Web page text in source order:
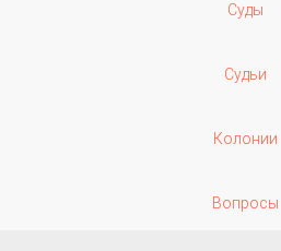
Суды
Судьи
Колонии
Вопросы